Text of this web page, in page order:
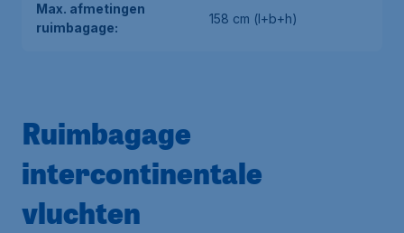
Max. afmetingen
ruimbagage:
158 cm (l+b+h)
Ruimbagage
intercontinentale
vluchten